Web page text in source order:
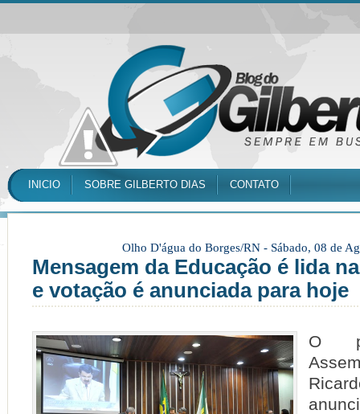
INICIO SOBRE GILBERTO DIAS CONTATO
Olho D'água do Borges/RN - Sábado, 08 de
Mensagem da Educação é lida
e votação é anunciada para hoje
O